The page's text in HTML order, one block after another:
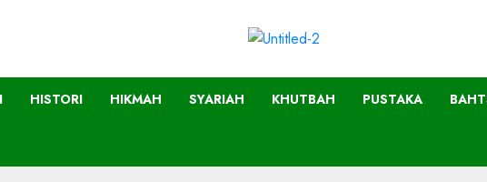
HISTORI HIKMAH SYARIAH KHUTBAH PUSTAKA